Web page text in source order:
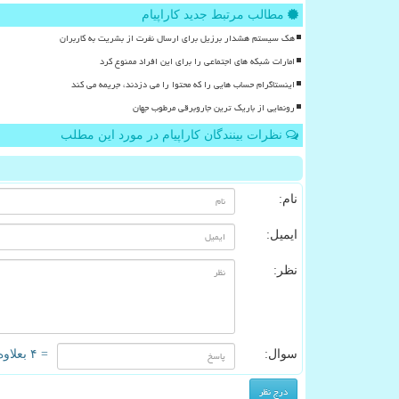
مطالب مرتبط جدید کاراپیام
هک سیستم هشدار برزیل برای ارسال نفرت از بشریت به کاربران
امارات شبکه های اجتماعی را برای این افراد ممنوع کرد
اینستاگرام حساب هایی را که محتوا را می دزدند، جریمه می کند
رونمایی از باریک ترین جاروبرقی مرطوب جهان
نظرات بینندگان کاراپیام در مورد این مطلب
نام:
ایمیل:
نظر:
سوال: = ۴ بعلاوه ۵